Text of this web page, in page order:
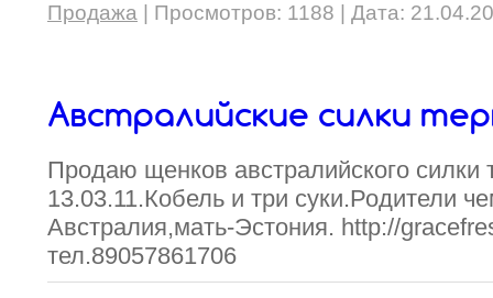
Продажа Просмотров: 1188 Дата:
Австралийские силки
Продаю щенков австралийского силки
13.03.11.Кобель и три суки.Родители
Австралия,мать-Эстония. http://
тел.89057861706